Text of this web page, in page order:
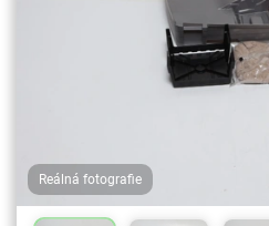
Reálná fotografie